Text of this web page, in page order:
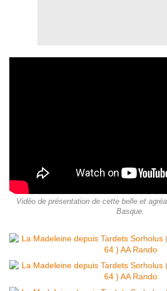
Vidéo de présentation de cette belle et
Basque.